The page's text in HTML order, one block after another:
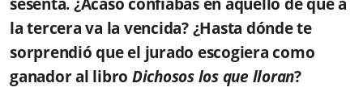
la tercera va la vencida? ¿Hasta dónde te
sorprendió que el jurado escogiera como
ganador al libro Dichosos los que lloran?